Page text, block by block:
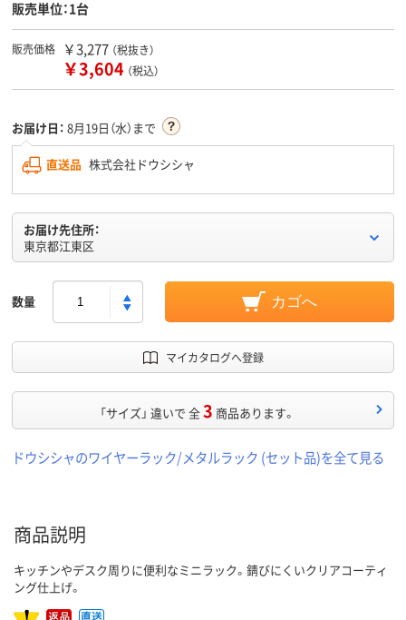
販売単位：1台
販売価格 ￥3,277 （税抜き）
￥3,604 （税込）
お届け日： 8月19日（水）まで
直送品 株式会社ドウシシャ
お届け先住所：
東京都江東区
数量 カゴへ
マイカタログへ登録
「サイズ」 違いで 全3 商品あります。
ドウシシャのワイヤーラック/メタルラック (セット品)を全て見る
商品説明
キッチンやデスク周りに便利なミニラック。錆びにくいクリアコーティ
ング仕上げ。